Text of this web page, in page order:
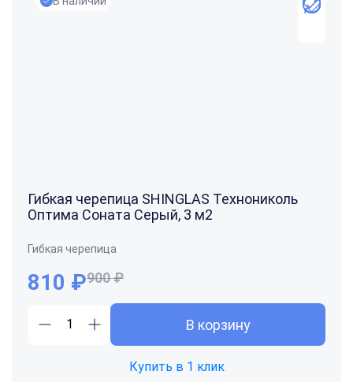
Гибкая черепица SHINGLAS Технониколь
Оптима Соната Серый, 3 м2
Гибкая черепица
810 ₽900 ₽
В корзину
Купить в 1 клик